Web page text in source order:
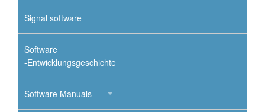
Signal software
Software
-Entwicklungsgeschichte
Software Manuals